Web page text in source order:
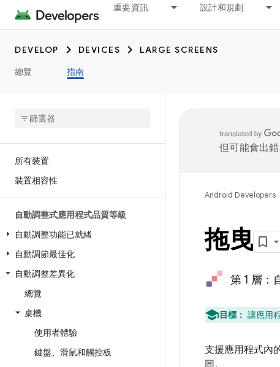
重要資訊 設計和規劃
DEVELOP DEVICES
LARGE SCREENS
總覽
指南
所有裝置
裝置相容性
自動調整式應用程式品質等級
自動調整功能已就緒
自動調節最佳化
自動調整差異化
總覽
桌機
使用者體驗
鍵盤、滑鼠和觸控板
但可能會出錯
Android Developers
拖曳
第 1 層：
目標： 讓應用
支援應用程式內
同。